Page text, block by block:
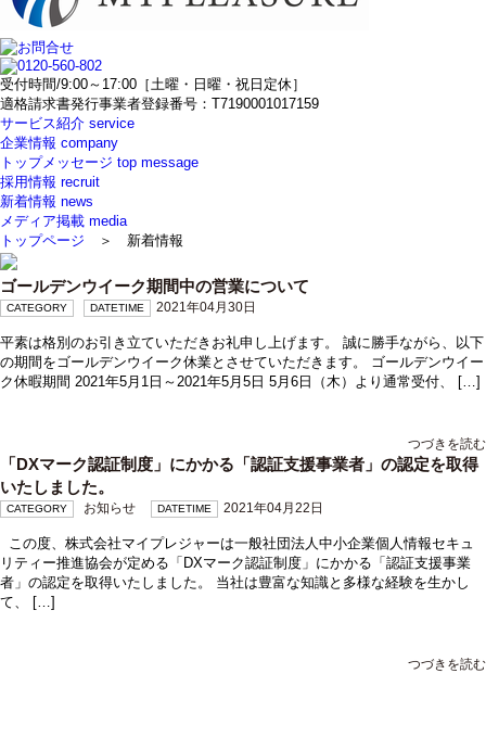
受付時間/9:00～17:00［土曜・日曜・祝日定休］
適格請求書発行事業者登録番号：T7190001017159
サービス紹介 service
企業情報 company
トップメッセージ top message
採用情報 recruit
新着情報 news
メディア掲載 media
トップページ ＞ 新着情報
ゴールデンウイーク期間中の営業について
CATEGORY DATETIME 2021年04月30日
平素は格別のお引き立ていただきお礼申し上げます。 誠に勝手ながら、以下
の期間をゴールデンウイーク休業とさせていただきます。 ゴールデンウイー
ク休暇期間 2021年5月1日～2021年5月5日 5月6日（木）より通常受付、 […]
つづきを読む
「DXマーク認証制度」にかかる「認証支援事業者」の認定を取得
いたしました。
CATEGORY お知らせ DATETIME 2021年04月22日
この度、株式会社マイプレジャーは一般社団法人中小企業個人情報セキュ
リティー推進協会が定める「DXマーク認証制度」にかかる「認証支援事業
者」の認定を取得いたしました。 当社は豊富な知識と多様な経験を生かし
て、 […]
つづきを読む